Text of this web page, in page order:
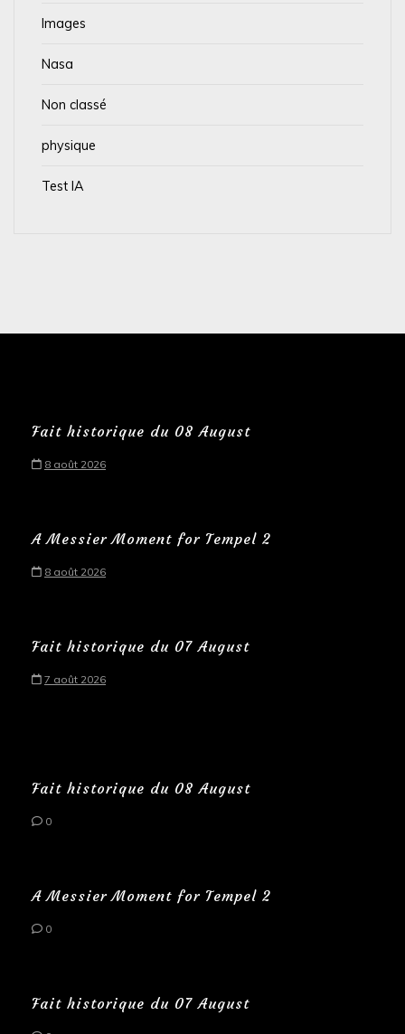
Images
Nasa
Non classé
physique
Test IA
Fait historique du 08 August
8 août 2026
A Messier Moment for Tempel 2
8 août 2026
Fait historique du 07 August
7 août 2026
Fait historique du 08 August
0
A Messier Moment for Tempel 2
0
Fait historique du 07 August